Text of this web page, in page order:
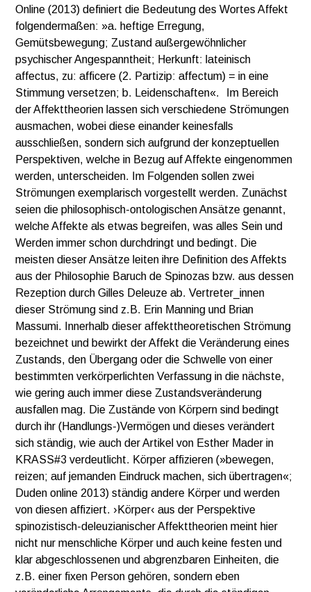
Online (2013) definiert die Bedeutung des Wortes Affekt
folgendermaßen: »a. heftige Erregung,
Gemütsbewegung; Zustand außergewöhnlicher
psychischer Angespanntheit; Herkunft: lateinisch
affectus, zu: afficere (2. Partizip: affectum) = in eine
Stimmung versetzen; b. Leidenschaften«. Im Bereich
der Affekttheorien lassen sich verschiedene Strömungen
ausmachen, wobei diese einander keinesfalls
ausschließen, sondern sich aufgrund der konzeptuellen
Perspektiven, welche in Bezug auf Affekte eingenommen
werden, unterscheiden. Im Folgenden sollen zwei
Strömungen exemplarisch vorgestellt werden. Zunächst
seien die philosophisch-ontologischen Ansätze genannt,
welche Affekte als etwas begreifen, was alles Sein und
Werden immer schon durchdringt und bedingt. Die
meisten dieser Ansätze leiten ihre Definition des Affekts
aus der Philosophie Baruch de Spinozas bzw. aus dessen
Rezeption durch Gilles Deleuze ab. Vertreter_innen
dieser Strömung sind z.B. Erin Manning und Brian
Massumi. Innerhalb dieser affekttheoretischen Strömung
bezeichnet und bewirkt der Affekt die Veränderung eines
Zustands, den Übergang oder die Schwelle von einer
bestimmten verkörperlichten Verfassung in die nächste,
wie gering auch immer diese Zustandsveränderung
ausfallen mag. Die Zustände von Körpern sind bedingt
durch ihr (Handlungs-)Vermögen und dieses verändert
sich ständig, wie auch der Artikel von Esther Mader in
KRASS#3 verdeutlicht. Körper affizieren (»bewegen,
reizen; auf jemanden Eindruck machen, sich übertragen«;
Duden online 2013) ständig andere Körper und werden
von diesen affiziert. ›Körper‹ aus der Perspektive
spinozistisch-deleuzianischer Affekttheorien meint hier
nicht nur menschliche Körper und auch keine festen und
klar abgeschlossenen und abgrenzbaren Einheiten, die
z.B. einer fixen Person gehören, sondern eben